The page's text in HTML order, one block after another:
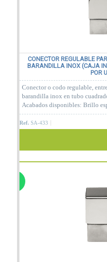
CONECTOR REGULABLE
BARANDILLA INOX (CAJA
POR
Conector o codo regulable,
barandilla inox en tubo
Acabados disponibles: Brillo
Ref. SA-433